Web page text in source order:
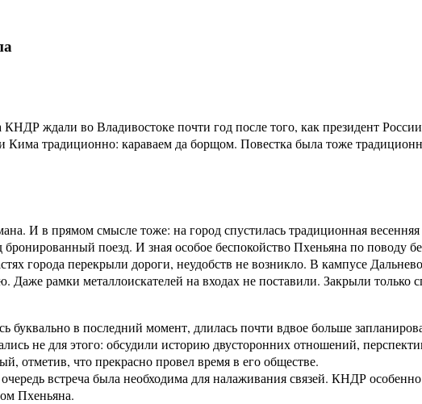
ждали во Владивостоке почти год после того, как президент
Кима традиционно: караваем да борщом. Повестка была тоже
И в прямом смысле тоже: на город спустилась традиционная
бронированный поезд. И зная особое беспокойство Пхеньяна по поводу
города перекрыли дороги, неудобств не возникло. В кампусе
Даже рамки металлоискателей на входах не поставили. Закрыли
буквально в последний момент, длилась почти вдвое больше
не для этого: обсудили историю двусторонних отношений,
отметив, что прекрасно провел время в его обществе.
встреча была необходима для налаживания связей. КНДР
Пхеньяна.